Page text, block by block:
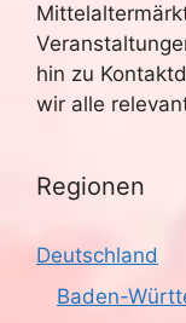
hin zu
wir alle
Regionen
Deutschland
Baden-